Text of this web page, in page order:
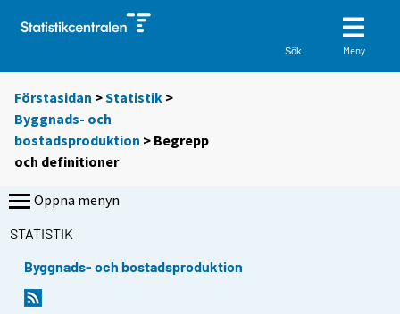
Sök Meny
Förstasidan >Statistik >
Byggnads- och
bostadsproduktion > Begrepp
och definitioner
Öppna menyn
STATISTIK
Byggnads- och bostadsproduktion